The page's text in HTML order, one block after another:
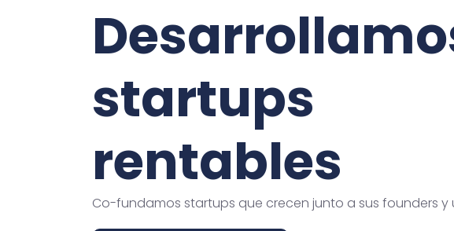
startups
rentables
Co-fundamos startups que crecen junto a sus founders y